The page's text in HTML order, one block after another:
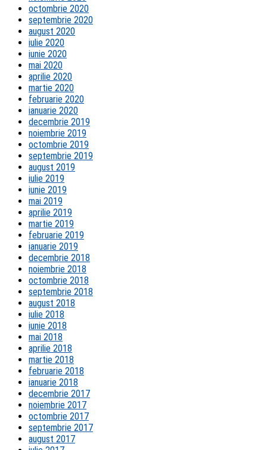
octombrie 2020
septembrie 2020
august 2020
iulie 2020
iunie 2020
mai 2020
aprilie 2020
martie 2020
februarie 2020
ianuarie 2020
decembrie 2019
noiembrie 2019
octombrie 2019
septembrie 2019
august 2019
iulie 2019
iunie 2019
mai 2019
aprilie 2019
martie 2019
februarie 2019
ianuarie 2019
decembrie 2018
noiembrie 2018
octombrie 2018
septembrie 2018
august 2018
iulie 2018
iunie 2018
mai 2018
aprilie 2018
martie 2018
februarie 2018
ianuarie 2018
decembrie 2017
noiembrie 2017
octombrie 2017
septembrie 2017
august 2017